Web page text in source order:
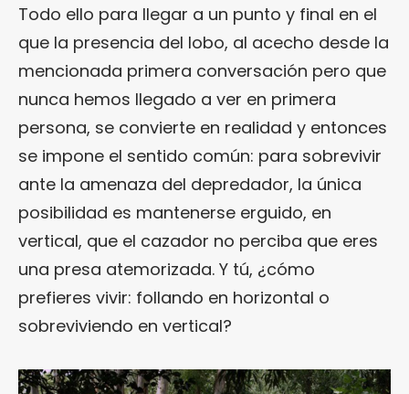
Todo ello para llegar a un punto y final en el
que la presencia del lobo, al acecho desde la
mencionada primera conversación pero que
nunca hemos llegado a ver en primera
persona, se convierte en realidad y entonces
se impone el sentido común: para sobrevivir
ante la amenaza del depredador, la única
posibilidad es mantenerse erguido, en
vertical, que el cazador no perciba que eres
una presa atemorizada. Y tú, ¿cómo
prefieres vivir: follando en horizontal o
sobreviviendo en vertical?